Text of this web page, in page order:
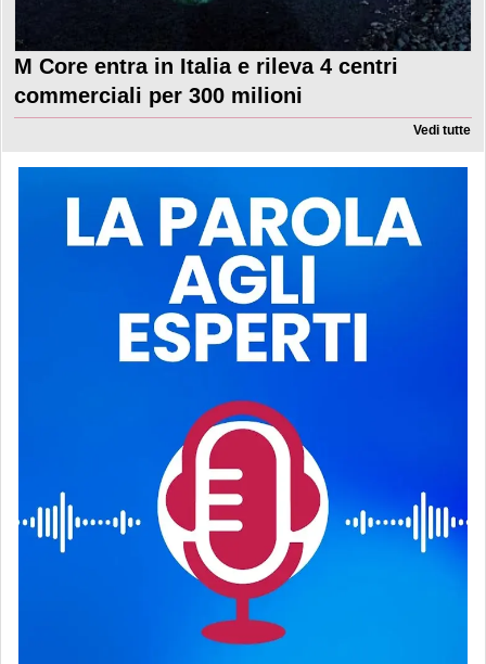
M Core entra in Italia e rileva 4 centri
commerciali per 300 milioni
Vedi tutte